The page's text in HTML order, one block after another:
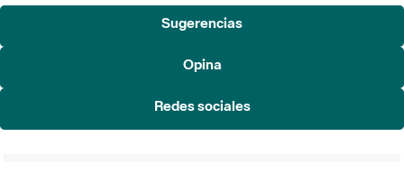
Sugerencias
Opina
Redes sociales